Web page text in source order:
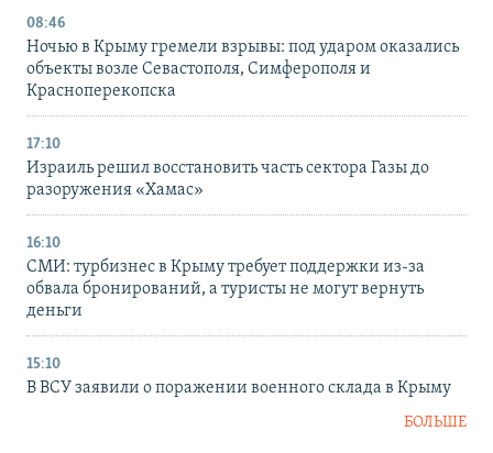
08:46
Ночью в Крыму гремели взрывы: под ударом оказались
объекты возле Севастополя, Симферополя и
Красноперекопска
17:10
Израиль решил восстановить часть сектора Газы до
разоружения «Хамас»
16:10
СМИ: турбизнес в Крыму требует поддержки из-за
обвала бронирований, а туристы не могут вернуть
деньги
15:10
В ВСУ заявили о поражении военного склада в Крыму
БОЛЬШЕ